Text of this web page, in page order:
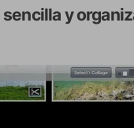
sencilla y